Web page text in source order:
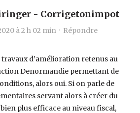
- Corrigetonimpot
à 2 h 02 min · Répondre
travaux d’amélioration retenus au
Denormandie permettant de
alors oui. Si on parle de
servant alors à créer du
plus efficace au niveau fiscal,